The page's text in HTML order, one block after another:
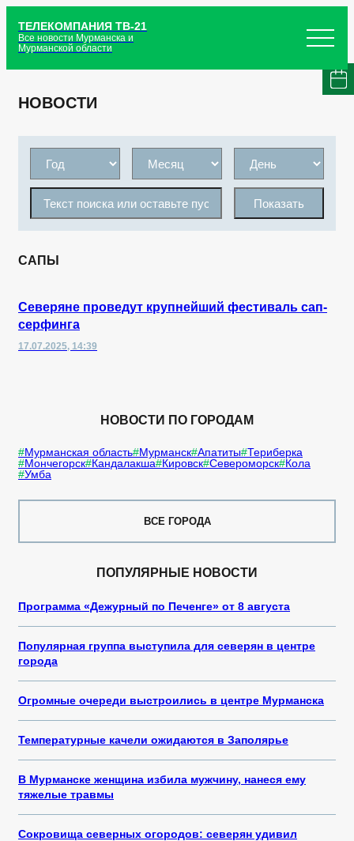
ТЕЛЕКОМПАНИЯ ТВ-21
Все новости Мурманска и
Мурманской области
НОВОСТИ
Показать
САПЫ
Северяне проведут крупнейший фестиваль сап-
серфинга
17.07.2025, 14:39
НОВОСТИ ПО ГОРОДАМ
Мурманская область Мурманск Апатиты Териберка
Мончегорск Кандалакша Кировск Североморск Кола
Умба
ВСЕ ГОРОДА
ПОПУЛЯРНЫЕ НОВОСТИ
Программа «Дежурный по Печенге» от 8 августа
Популярная группа выступила для северян в центре
города
Огромные очереди выстроились в центре Мурманска
Температурные качели ожидаются в Заполярье
В Мурманске женщина избила мужчину, нанеся ему
тяжелые травмы
Сокровища северных огородов: северян удивил